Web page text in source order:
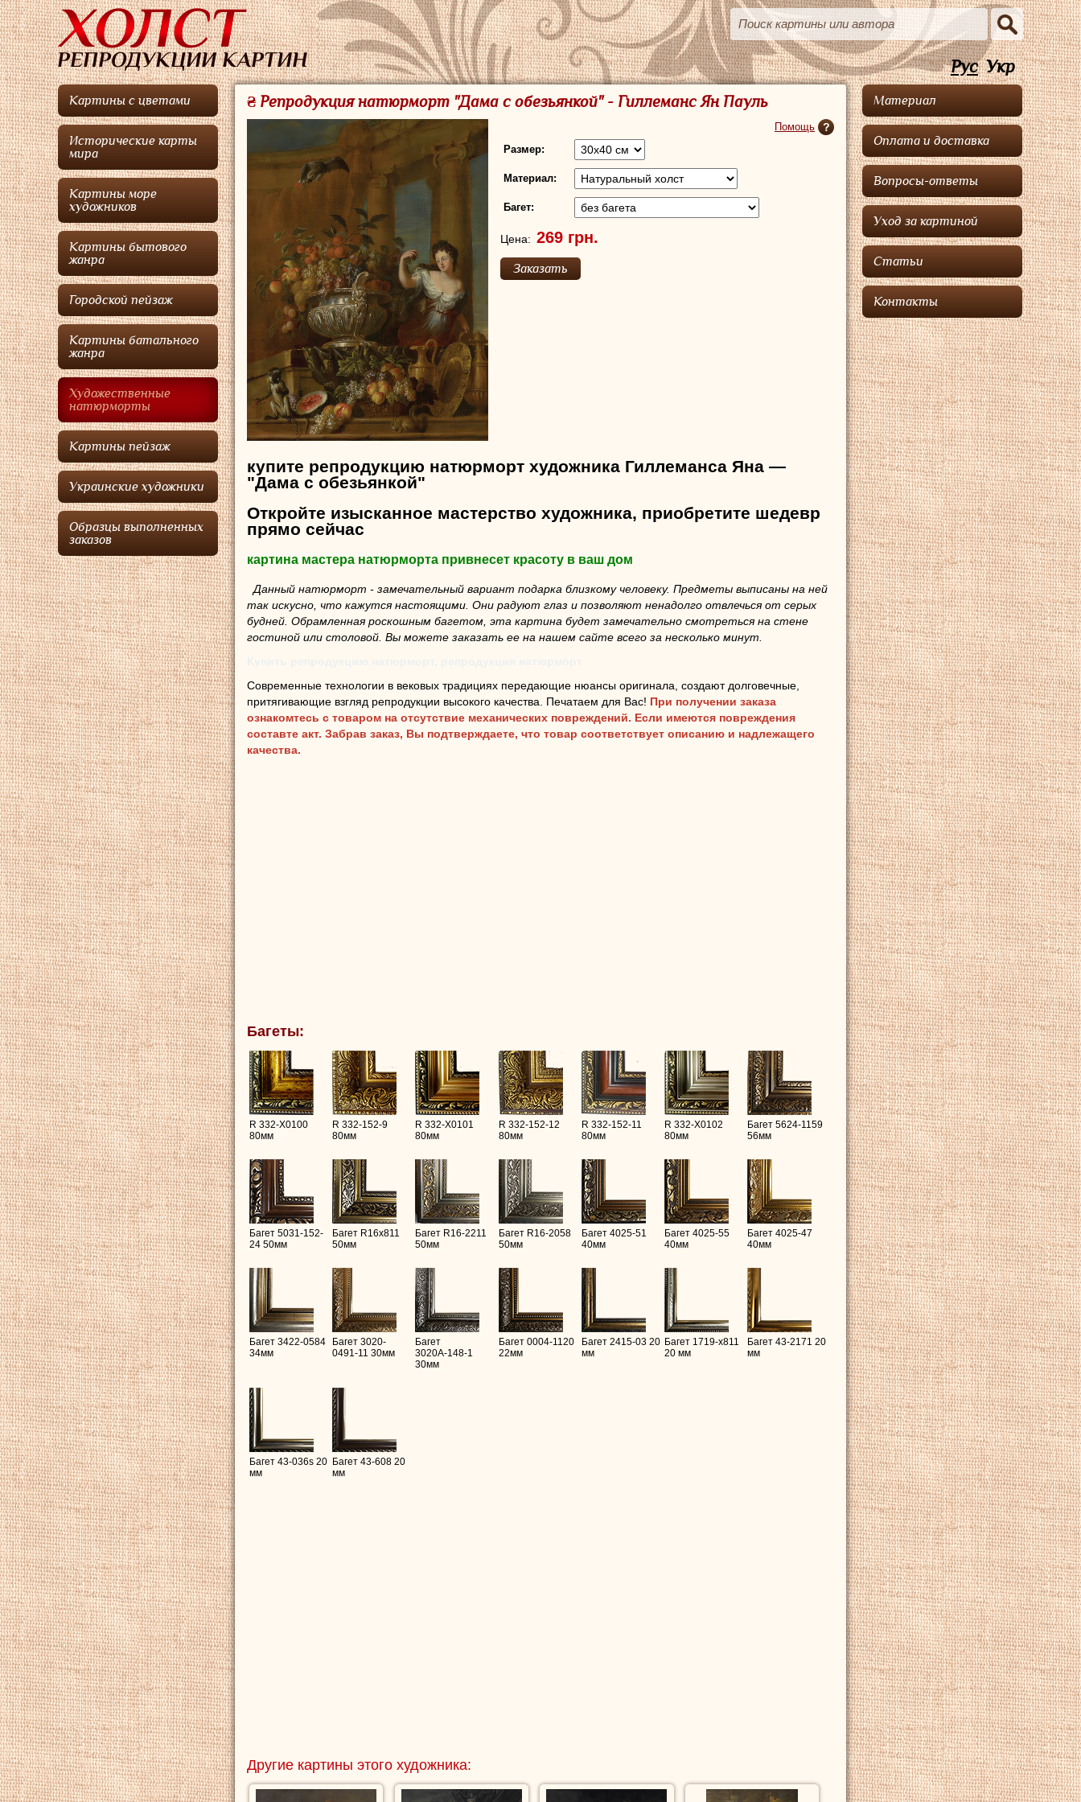
Рус Укр
Картины с цветами
Исторические карты
мира
Картины море
художников
Картины бытового
жанра
Городской пейзаж
Картины батального
жанра
Художественные
натюрморты
Картины пейзаж
Украинские художники
Образцы выполненных
заказов
₴ Репродукция натюрморт "Дама с обезьянкой" - Гиллеманс Ян Пауль
Помощь
Размер:
Материал:
Багет:
Цена:
купите репродукцию натюрморт художника Гиллеманса Яна —
"Дама с обезьянкой"
Откройте изысканное мастерство художника, приобретите шедевр
прямо сейчас
картина мастера натюрморта привнесет красоту в ваш дом
Данный натюрморт - замечательный вариант подарка близкому человеку. Предметы выписаны на ней
так искусно, что кажутся настоящими. Они радуют глаз и позволяют ненадолго отвлечься от серых
будней. Обрамленная роскошным багетом, эта картина будет замечательно смотреться на стене
гостиной или столовой. Вы можете заказать ее на нашем сайте всего за несколько минут.
Современные технологии в вековых традициях передающие нюансы оригинала, создают долговечные,
притягивающие взгляд репродукции высокого качества. Печатаем для Вас! При получении заказа
ознакомтесь с товаром на отсутствие механических повреждений. Если имеются повреждения
составте акт. Забрав заказ, Вы подтверждаете, что товар соответствует описанию и надлежащего
качества.
Багеты:
R 332-X0100
80мм
R 332-152-9
80мм
R 332-X0101
80мм
R 332-152-12
80мм
R 332-152-11
80мм
R 332-X0102
80мм
Багет 5624-1159
56мм
Багет 5031-152-
24 50мм
Багет R16х811
50мм
Багет R16-2211
50мм
Багет R16-2058
50мм
Багет 4025-51
40мм
Багет 4025-55
40мм
Багет 4025-47
40мм
Багет 3422-0584
34мм
Багет 3020-
0491-11 30мм
Багет
3020А-148-1
30мм
Багет 0004-1120
22мм
Багет 2415-03 20
мм
Багет 1719-x811
20 мм
Багет 43-2171 20
мм
Багет 43-036s 20
мм
Багет 43-608 20
мм
Другие картины этого художника:
Материал
Оплата и доставка
Вопросы-ответы
Уход за картиной
Статьи
Контакты